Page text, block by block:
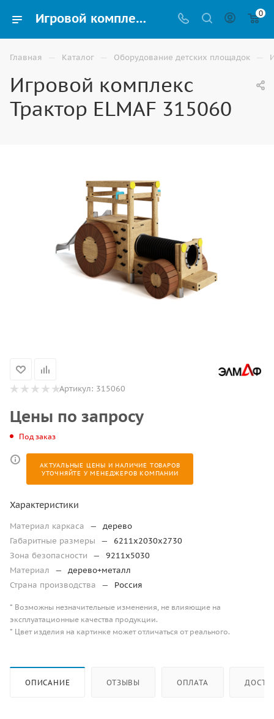
Игровой комплекс Трактор ELMAF 315060 купить для улицы в Астрахани 0
Главная — Каталог — Оборудование детских площадок —
Игровой комплекс
Трактор ELMAF 315060
Артикул: 315060
Цены по запросу
Под заказ
АКТУАЛЬНЫЕ ЦЕНЫ И НАЛИЧИЕ ТОВАРОВ
УТОЧНЯЙТЕ У МЕНЕДЖЕРОВ КОМПАНИИ
Характеристики
Материал каркаса —
дерево
Габаритные размеры
—
6211х2030х2730
Зона безопасности
—
9211х5030
Материал
—
дерево+металл
Страна производства
— Россия
* Возможны незначительные изменения, не влияющие на
эксплуатационные качества продукции.
* Цвет изделия на картинке может отличаться от реального.
ОПИСАНИЕ ОТЗЫВЫ ОПЛАТА